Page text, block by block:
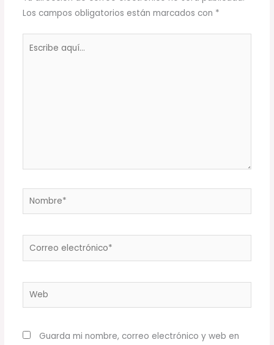
Los campos obligatorios están marcados con *
Nombre*
Correo
Web
Guarda mi nombre, correo electrónico y web en